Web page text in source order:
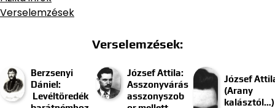
Verselemzések
Verselemzések:
Berzsenyi
Dániel:
Levéltöredék
József Attila:
Asszonyvárás
asszonyszob
József
(Arany
kalásztól…)